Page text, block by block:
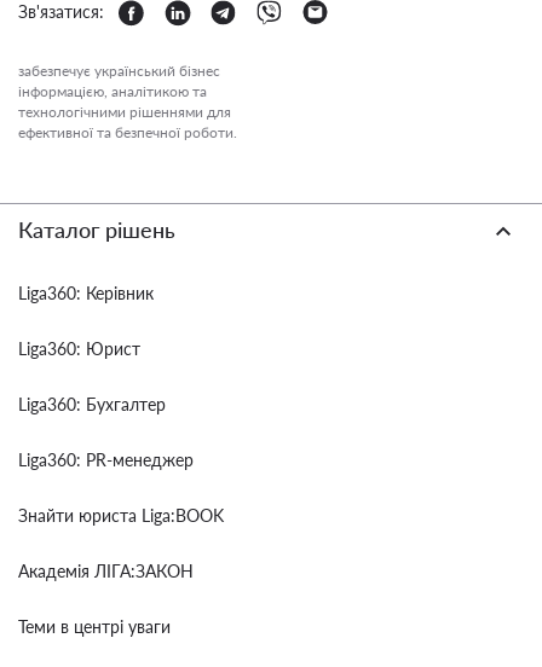
Зв'язатися:
забезпечує український бізнес
інформацією, аналітикою та
технологічними рішеннями для
ефективної та безпечної роботи.
Каталог рішень
Liga360: Керівник
Liga360: Юрист
Liga360: Бухгалтер
Liga360: PR-менеджер
Знайти юриста Liga:BOOK
Академія ЛІГА:ЗАКОН
Теми в центрі уваги